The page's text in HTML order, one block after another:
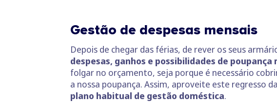
Gestão de despesas mensais
Depois de chegar das férias, de rever os seus
despesas, ganhos e possibilidades de poupança
folgar no orçamento, seja porque é necessário
a nossa poupança. Assim, aproveite este regresso
plano habitual de gestão doméstica.